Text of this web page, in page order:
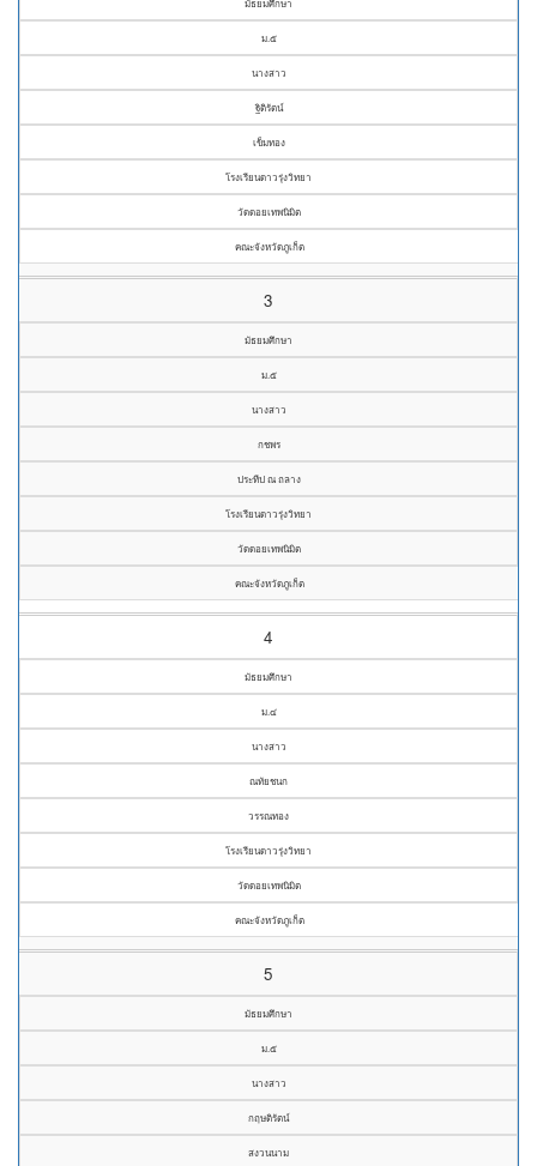
มัธยมศึกษา
ม.๕
นางสาว
ฐิติรัตน์
เข็มทอง
โรงเรียนดาวรุ่งวิทยา
วัดดอยเทพนิมิต
คณะจังหวัดภูเก็ต
3
มัธยมศึกษา
ม.๕
นางสาว
กชพร
ประทีป ณ ถลาง
โรงเรียนดาวรุ่งวิทยา
วัดดอยเทพนิมิต
คณะจังหวัดภูเก็ต
4
มัธยมศึกษา
ม.๔
นางสาว
ณทัยชนก
วรรณทอง
โรงเรียนดาวรุ่งวิทยา
วัดดอยเทพนิมิต
คณะจังหวัดภูเก็ต
5
มัธยมศึกษา
ม.๕
นางสาว
กฤษติรัตน์
สงวนนาม